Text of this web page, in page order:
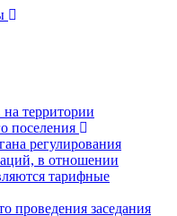
территории
поселения
регулирования
в отношении
тарифные
проведения заседания